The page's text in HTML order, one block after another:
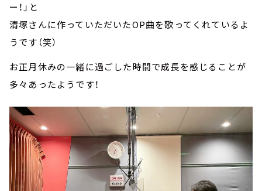
ー！」と
清塚さんに作っていただいたOP曲を歌ってくれているよ
うです（笑）
お正月休みの一緒に過ごした時間で成長を感じることが
多々あったようです！